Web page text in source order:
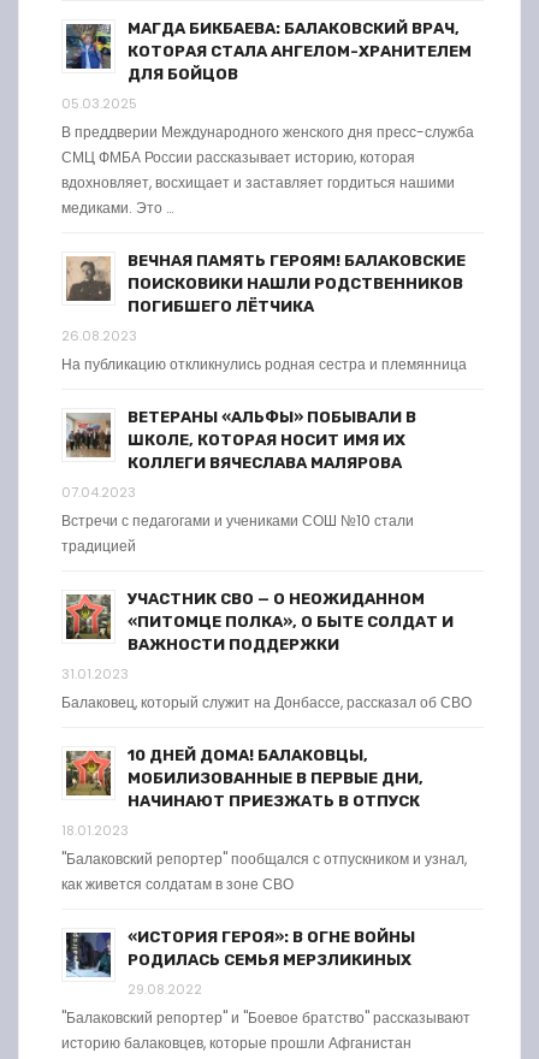
МАГДА БИКБАЕВА: БАЛАКОВСКИЙ ВРАЧ,
КОТОРАЯ СТАЛА АНГЕЛОМ-ХРАНИТЕЛЕМ
ДЛЯ БОЙЦОВ
05.03.2025
В преддверии Международного женского дня пресс-служба
СМЦ ФМБА России рассказывает историю, которая
вдохновляет, восхищает и заставляет гордиться нашими
медиками. Это …
ВЕЧНАЯ ПАМЯТЬ ГЕРОЯМ! БАЛАКОВСКИЕ
ПОИСКОВИКИ НАШЛИ РОДСТВЕННИКОВ
ПОГИБШЕГО ЛЁТЧИКА
26.08.2023
На публикацию откликнулись родная сестра и племянница
ВЕТЕРАНЫ «АЛЬФЫ» ПОБЫВАЛИ В
ШКОЛЕ, КОТОРАЯ НОСИТ ИМЯ ИХ
КОЛЛЕГИ ВЯЧЕСЛАВА МАЛЯРОВА
07.04.2023
Встречи с педагогами и учениками СОШ №10 стали
традицией
УЧАСТНИК СВО — О НЕОЖИДАННОМ
«ПИТОМЦЕ ПОЛКА», О БЫТЕ СОЛДАТ И
ВАЖНОСТИ ПОДДЕРЖКИ
31.01.2023
Балаковец, который служит на Донбассе, рассказал об СВО
10 ДНЕЙ ДОМА! БАЛАКОВЦЫ,
МОБИЛИЗОВАННЫЕ В ПЕРВЫЕ ДНИ,
НАЧИНАЮТ ПРИЕЗЖАТЬ В ОТПУСК
18.01.2023
"Балаковский репортер" пообщался с отпускником и узнал,
как живется солдатам в зоне СВО
«ИСТОРИЯ ГЕРОЯ»: В ОГНЕ ВОЙНЫ
РОДИЛАСЬ СЕМЬЯ МЕРЗЛИКИНЫХ
29.08.2022
"Балаковский репортер" и "Боевое братство" рассказывают
историю балаковцев, которые прошли Афганистан